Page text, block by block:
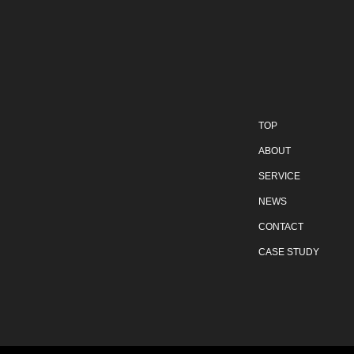
TOP
ABOUT
SERVICE
NEWS
CONTACT
CASE STUDY